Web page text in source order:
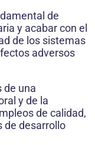
de
y acabar con el
de los sistemas
adversos
de una
y de la
de calidad,
de desarrollo